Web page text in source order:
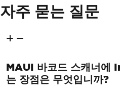
자주 묻는 질문
MAUI 바코드 스캐너에
는 장점은 무엇입니까?